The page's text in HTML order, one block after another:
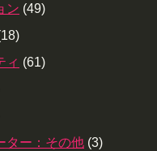
ン (49)
ィ (61)
ター：その他 (3)